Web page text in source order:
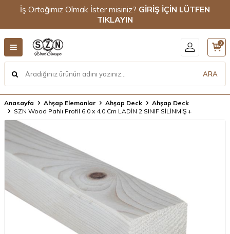
İş Ortağımız Olmak İster misiniz? GİRİŞ İÇİN LÜTFEN
TIKLAYIN
ARA
0
Anasayfa Ahşap Elemanlar Ahşap Deck
Ahşap Deck
SZN Wood Pahlı Profil 6,0 x 4,0 Cm LADİN 2.SINIF SİLİNMİŞ +